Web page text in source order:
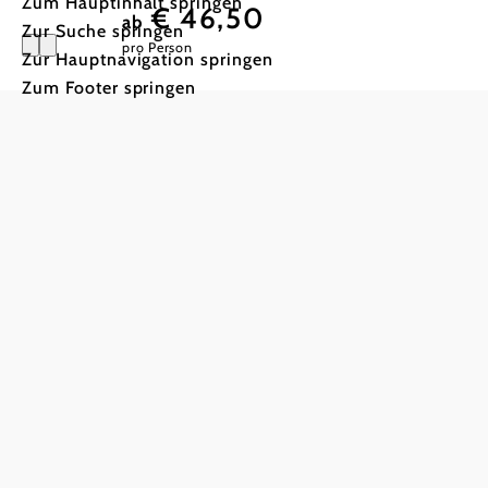
Zur Suche springen
Zur Hauptnavigation springen
Zum Footer springen
ab € 46,50
pro Person